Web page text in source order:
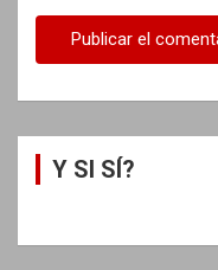
Y SI SÍ?